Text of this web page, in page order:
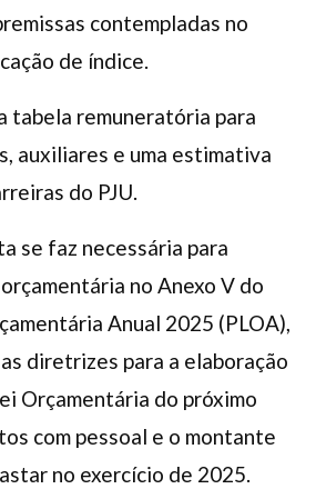
contempladas no
de índice.
tabela remuneratória para
auxiliares e uma estimativa
do PJU.
se faz necessária para
no Anexo V do
Anual 2025 (PLOA),
diretrizes para a elaboração
Orçamentária do próximo
com pessoal e o montante
no exercício de 2025.